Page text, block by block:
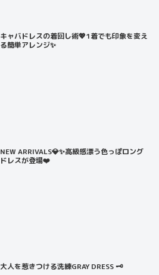
キャバドレスの着回し術💖1着でも印象を変え
る簡単アレンジ✨
NEW ARRIVALS💎✨高級感漂う色っぽロング
ドレスが登場❤️
大人を惹きつける洗練GRAY DRESS 🗝️